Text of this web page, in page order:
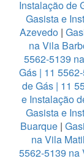
Instalação de
Gasista e
Azevedo|
na Vila
5562-5139
Gás | 11
de Gás | 11
e Instalação
Gasista e
Buarque|
na Vila
5562-5139 na